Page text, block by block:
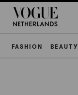
FASHION BEAUTY